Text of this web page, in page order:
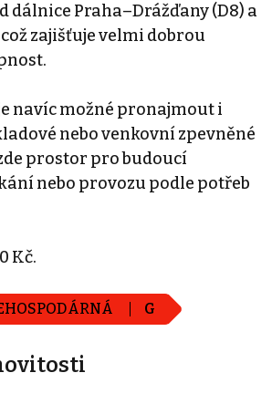
dálnice Praha–Drážďany (D8) a
zajišťuje velmi dobrou
navíc možné pronajmout i
nebo venkovní zpevněné
prostor pro budoucí
nebo provozu podle potřeb
Kč.
G